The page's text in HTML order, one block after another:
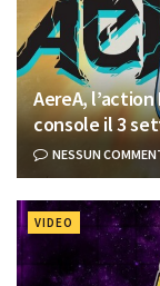
AereA,
console il 3
NESSUN
VIDEO